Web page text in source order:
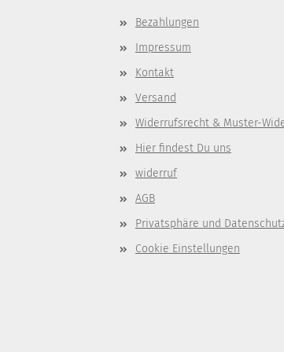
Bezahlungen
Impressum
Kontakt
Versand
Widerrufsrecht & Muster-
Hier findest Du uns
widerruf
AGB
Privatsphäre und
Cookie Einstellungen